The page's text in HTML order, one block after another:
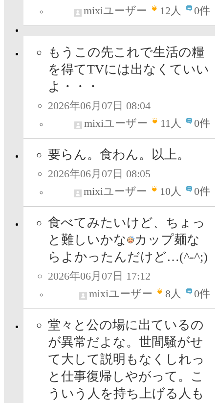
mixiユーザー
12人 0件
もうこの先これで生活の糧
を得てTVには出なくていい
よ・・・
2026年06月07日 08:04
mixiユーザー
11人 0件
要らん。食わん。以上。
2026年06月07日 08:05
mixiユーザー
10人 0件
食べてみたいけど、ちょっ
と難しいかな
カップ麺な
らよかったんだけど…(^-^;)
2026年06月07日 17:12
mixiユーザー
8人 0件
堂々と公の場に出ているの
が異常だよな。世間騒がせ
て大して説明もなくしれっ
と仕事復帰しやがって。こ
ういう人を持ち上げる人も